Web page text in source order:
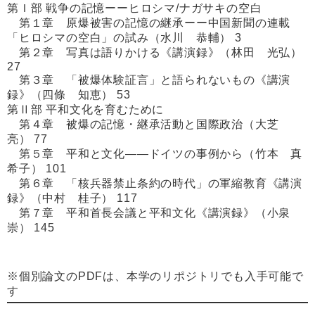
第Ｉ部 戦争の記憶ーーヒロシマ/ナガサキの空白
第１章 原爆被害の記憶の継承ーー中国新聞の連載
「ヒロシマの空白」の試み（水川 恭輔） 3
第２章 写真は語りかける《講演録》（林田 光弘）
27
第３章 「被爆体験証言」と語られないもの《講演
録》（四條 知恵） 53
第Ⅱ部 平和文化を育むために
第４章 被爆の記憶・継承活動と国際政治（大芝
亮） 77
第５章 平和と文化――ドイツの事例から（竹本 真
希子） 101
第６章 「核兵器禁止条約の時代」の軍縮教育《講演
録》（中村 桂子） 117
第７章 平和首長会議と平和文化《講演録》（小泉
崇） 145
※個別論文のPDFは、本学のリポジトリでも入手可能で
す